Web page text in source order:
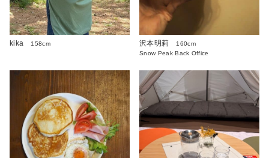
kika 158cm 沢本明莉
160cm
Snow Peak Back Office